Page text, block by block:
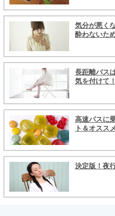
気分が悪く
酔わないた
長距離バス
気を付けて！
高速バスに
ト＆オスス
決定版！夜